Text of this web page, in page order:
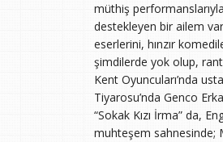
müthiş
destekleyen bir ailem
eserlerini, hınzır
şimdilerde yok olup,
Kent Oyuncuları’nda
Tiyarosu’nda Genco
“Sokak Kızı İrma” da,
muhteşem sahnesinde;